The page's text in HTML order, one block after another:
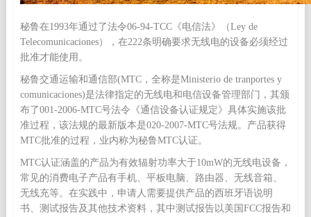
秘鲁在1993年通过了法令06-94-TCC《电信法》（Ley de
Telecomunicaciones），在222条明确要求无线电的设备必须经过
批准才能使用。
秘鲁交通运输和通信部(MTC，全称是Ministerio de tranportes y
comunicaciones)是法律指定的无线电和电信设备管理部门，其颁
布了001-2006-MTC号法令《通信设备认证规定》具体实施该批
准过程，该法规的最新版本是020-2007-MTC号法规。产品获得
MTC批准的过程，业内称为秘鲁MTC认证。
MTC认证涵盖的产品为有效辐射功率大于10mW的无线电设备，
常见的消费电子产品有手机、平板电脑、路由器、无线音箱、
无线充等。在实践中，申请人需要提供产品的西班牙语说明
书、测试报告及其他技术资料，其中测试报告以美国FCC报告和